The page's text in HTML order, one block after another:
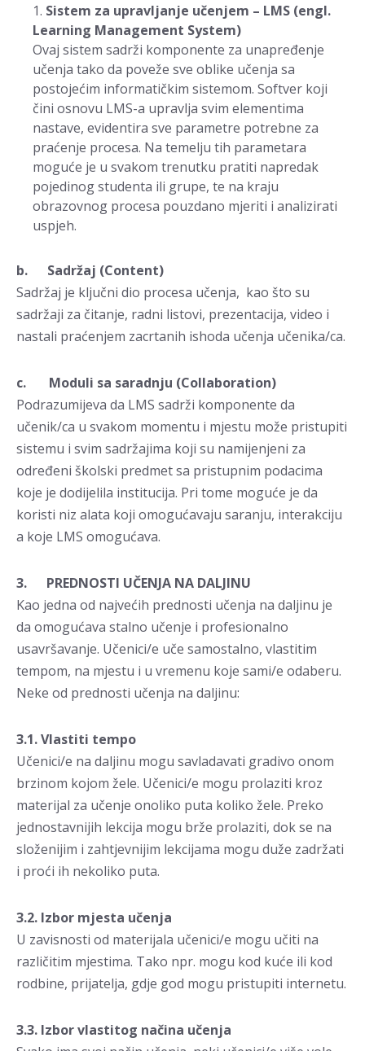
Sistem za upravljanje učenjem – LMS (engl.
Learning Management System)
Ovaj sistem sadrži komponente za unapređenje
učenja tako da poveže sve oblike učenja sa
postojećim informatičkim sistemom. Softver koji
čini osnovu LMS-a upravlja svim elementima
nastave, evidentira sve parametre potrebne za
praćenje procesa. Na temelju tih parametara
moguće je u svakom trenutku pratiti napredak
pojedinog studenta ili grupe, te na kraju
obrazovnog procesa pouzdano mjeriti i analizirati
uspjeh.
b. Sadržaj (Content)
Sadržaj je ključni dio procesa učenja, kao što su
sadržaji za čitanje, radni listovi, prezentacija, video i
nastali praćenjem zacrtanih ishoda učenja učenika/ca.
c. Moduli sa saradnju (Collaboration)
Podrazumijeva da LMS sadrži komponente da
učenik/ca u svakom momentu i mjestu može pristupiti
sistemu i svim sadržajima koji su namijenjeni za
određeni školski predmet sa pristupnim podacima
koje je dodijelila institucija. Pri tome moguće je da
koristi niz alata koji omogućavaju saranju, interakciju
a koje LMS omogućava.
3. PREDNOSTI UČENJA NA DALJINU
Kao jedna od najvećih prednosti učenja na daljinu je
da omogućava stalno učenje i profesionalno
usavršavanje. Učenici/e uče samostalno, vlastitim
tempom, na mjestu i u vremenu koje sami/e odaberu.
Neke od prednosti učenja na daljinu:
3.1. Vlastiti tempo
Učenici/e na daljinu mogu savladavati gradivo onom
brzinom kojom žele. Učenici/e mogu prolaziti kroz
materijal za učenje onoliko puta koliko žele. Preko
jednostavnijih lekcija mogu brže prolaziti, dok se na
složenijim i zahtjevnijim lekcijama mogu duže zadržati
i proći ih nekoliko puta.
3.2. Izbor mjesta učenja
U zavisnosti od materijala učenici/e mogu učiti na
različitim mjestima. Tako npr. mogu kod kuće ili kod
rodbine, prijatelja, gdje god mogu pristupiti internetu.
3.3. Izbor vlastitog načina učenja